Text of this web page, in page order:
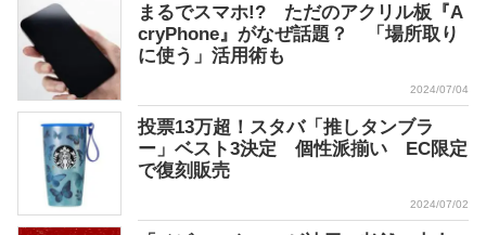
まるでスマホ!? ただのアクリル板『A
cryPhone』がなぜ話題？ 「場所取り
に使う」活用術も
2024/07/04
投票13万超！スタバ「推しタンブラ
ー」ベスト3決定 個性派揃い EC限定
で復刻販売
2024/07/02